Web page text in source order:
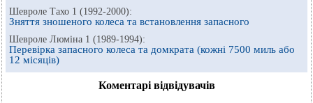
Шевроле Тахо 1 (1992-2000):
Зняття зношеного колеса та встановлення запасного
Шевроле Люміна 1 (1989-1994):
Перевірка запасного колеса та домкрата (кожні 7500 миль або
12 місяців)
Коментарі відвідувачів